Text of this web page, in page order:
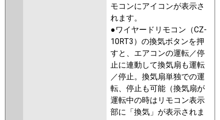
モコンにアイコンが表示さ
れます。
●ワイヤードリモコン（CZ-
10RT3）の換気ボタンを押
すと、エアコンの運転／停
止に連動して換気扇も運転
／停止。換気扇単独での運
転、停止も可能（換気扇が
運転中の時はリモコン表示
部に「換気」が表示されま